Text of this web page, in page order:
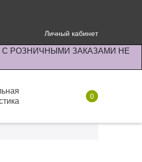
Личный кабинет
РОЗНИЧНЫМИ ЗАКАЗАМИ НЕ
0